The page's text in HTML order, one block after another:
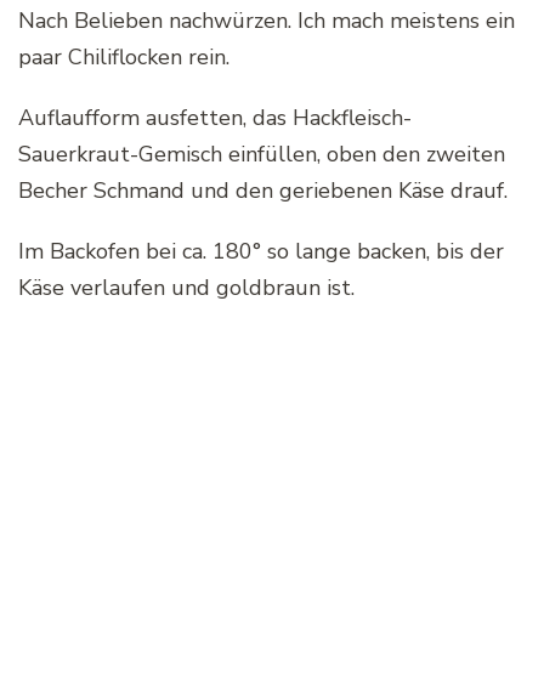
Nach Belieben nachwürzen. Ich mach meistens ein
paar Chiliflocken rein.
Auflaufform ausfetten, das Hackfleisch-
Sauerkraut-Gemisch einfüllen, oben den zweiten
Becher Schmand und den geriebenen Käse drauf.
Im Backofen bei ca. 180° so lange backen, bis der
Käse verlaufen und goldbraun ist.